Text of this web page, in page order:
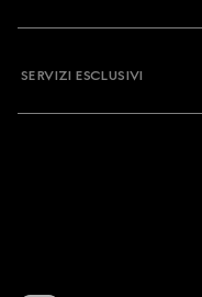
SERVIZI ESCLUSIVI